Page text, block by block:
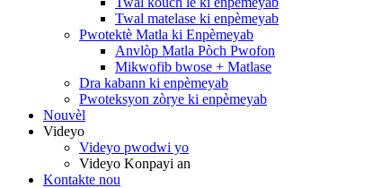
Twal matelase ki enpèmeyab
Pwotektè Matla ki Enpèmeyab
Anvlòp Matla Pòch Pwofon
Mikwofib bwose + Matlase
Dra kabann ki enpèmeyab
Pwoteksyon zòrye ki enpèmeyab
Nouvèl
Videyo
Videyo pwodwi yo
Videyo Konpayi an
Kontakte nou